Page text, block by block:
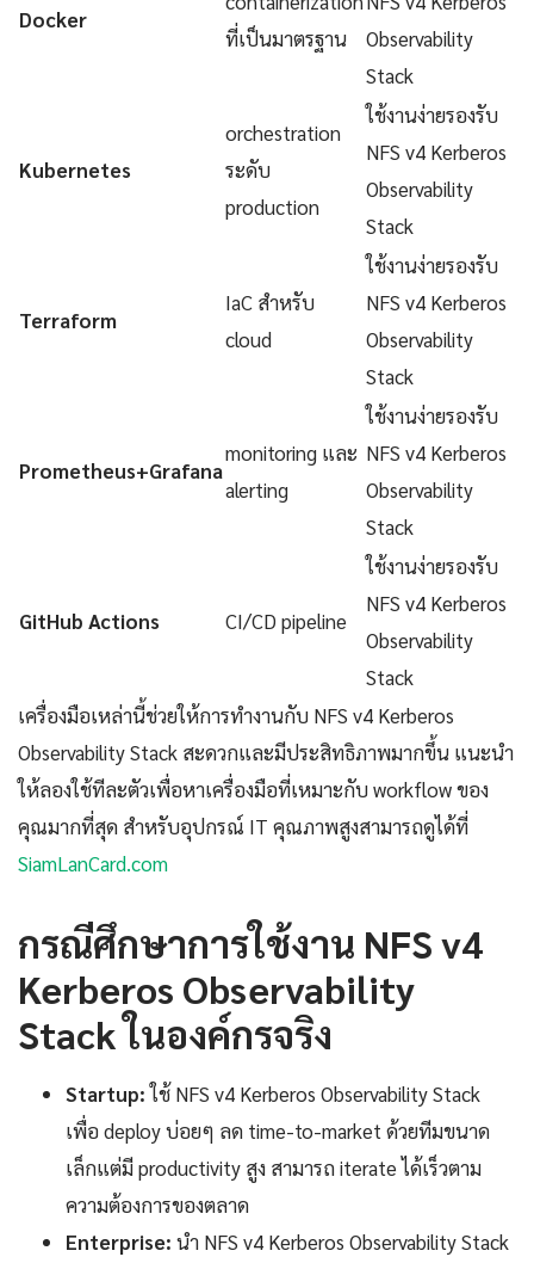
Docker
ที่เป็นมาตรฐาน
Observability
Stack
Kubernetes
orchestration
ระดับ
production
ใช้งานง่ายรองรับ
NFS v4 Kerberos
Observability
Stack
Terraform
IaC สำหรับ
cloud
ใช้งานง่ายรองรับ
NFS v4 Kerberos
Observability
Stack
Prometheus+Grafana
monitoring และ
alerting
ใช้งานง่ายรองรับ
NFS v4 Kerberos
Observability
Stack
GitHub Actions CI/CD pipeline
ใช้งานง่ายรองรับ
NFS v4 Kerberos
Observability
Stack
เครื่องมือเหล่านี้ช่วยให้การทำงานกับ NFS v4 Kerberos
Observability Stack สะดวกและมีประสิทธิภาพมากขึ้น แนะนำ
ให้ลองใช้ทีละตัวเพื่อหาเครื่องมือที่เหมาะกับ workflow ของ
คุณมากที่สุด สำหรับอุปกรณ์ IT คุณภาพสูงสามารถดูได้ที่
SiamLanCard.com
กรณีศึกษาการใช้งาน NFS v4
Kerberos Observability
Stack ในองค์กรจริง
Startup:ใช้ NFS v4 Kerberos Observability Stack
เพื่อ deploy บ่อยๆ ลด time-to-market ด้วยทีมขนาด
เล็กแต่มี productivity สูง สามารถ iterate ได้เร็วตาม
ความต้องการของตลาด
Enterprise: นำ NFS v4 Kerberos Observability Stack